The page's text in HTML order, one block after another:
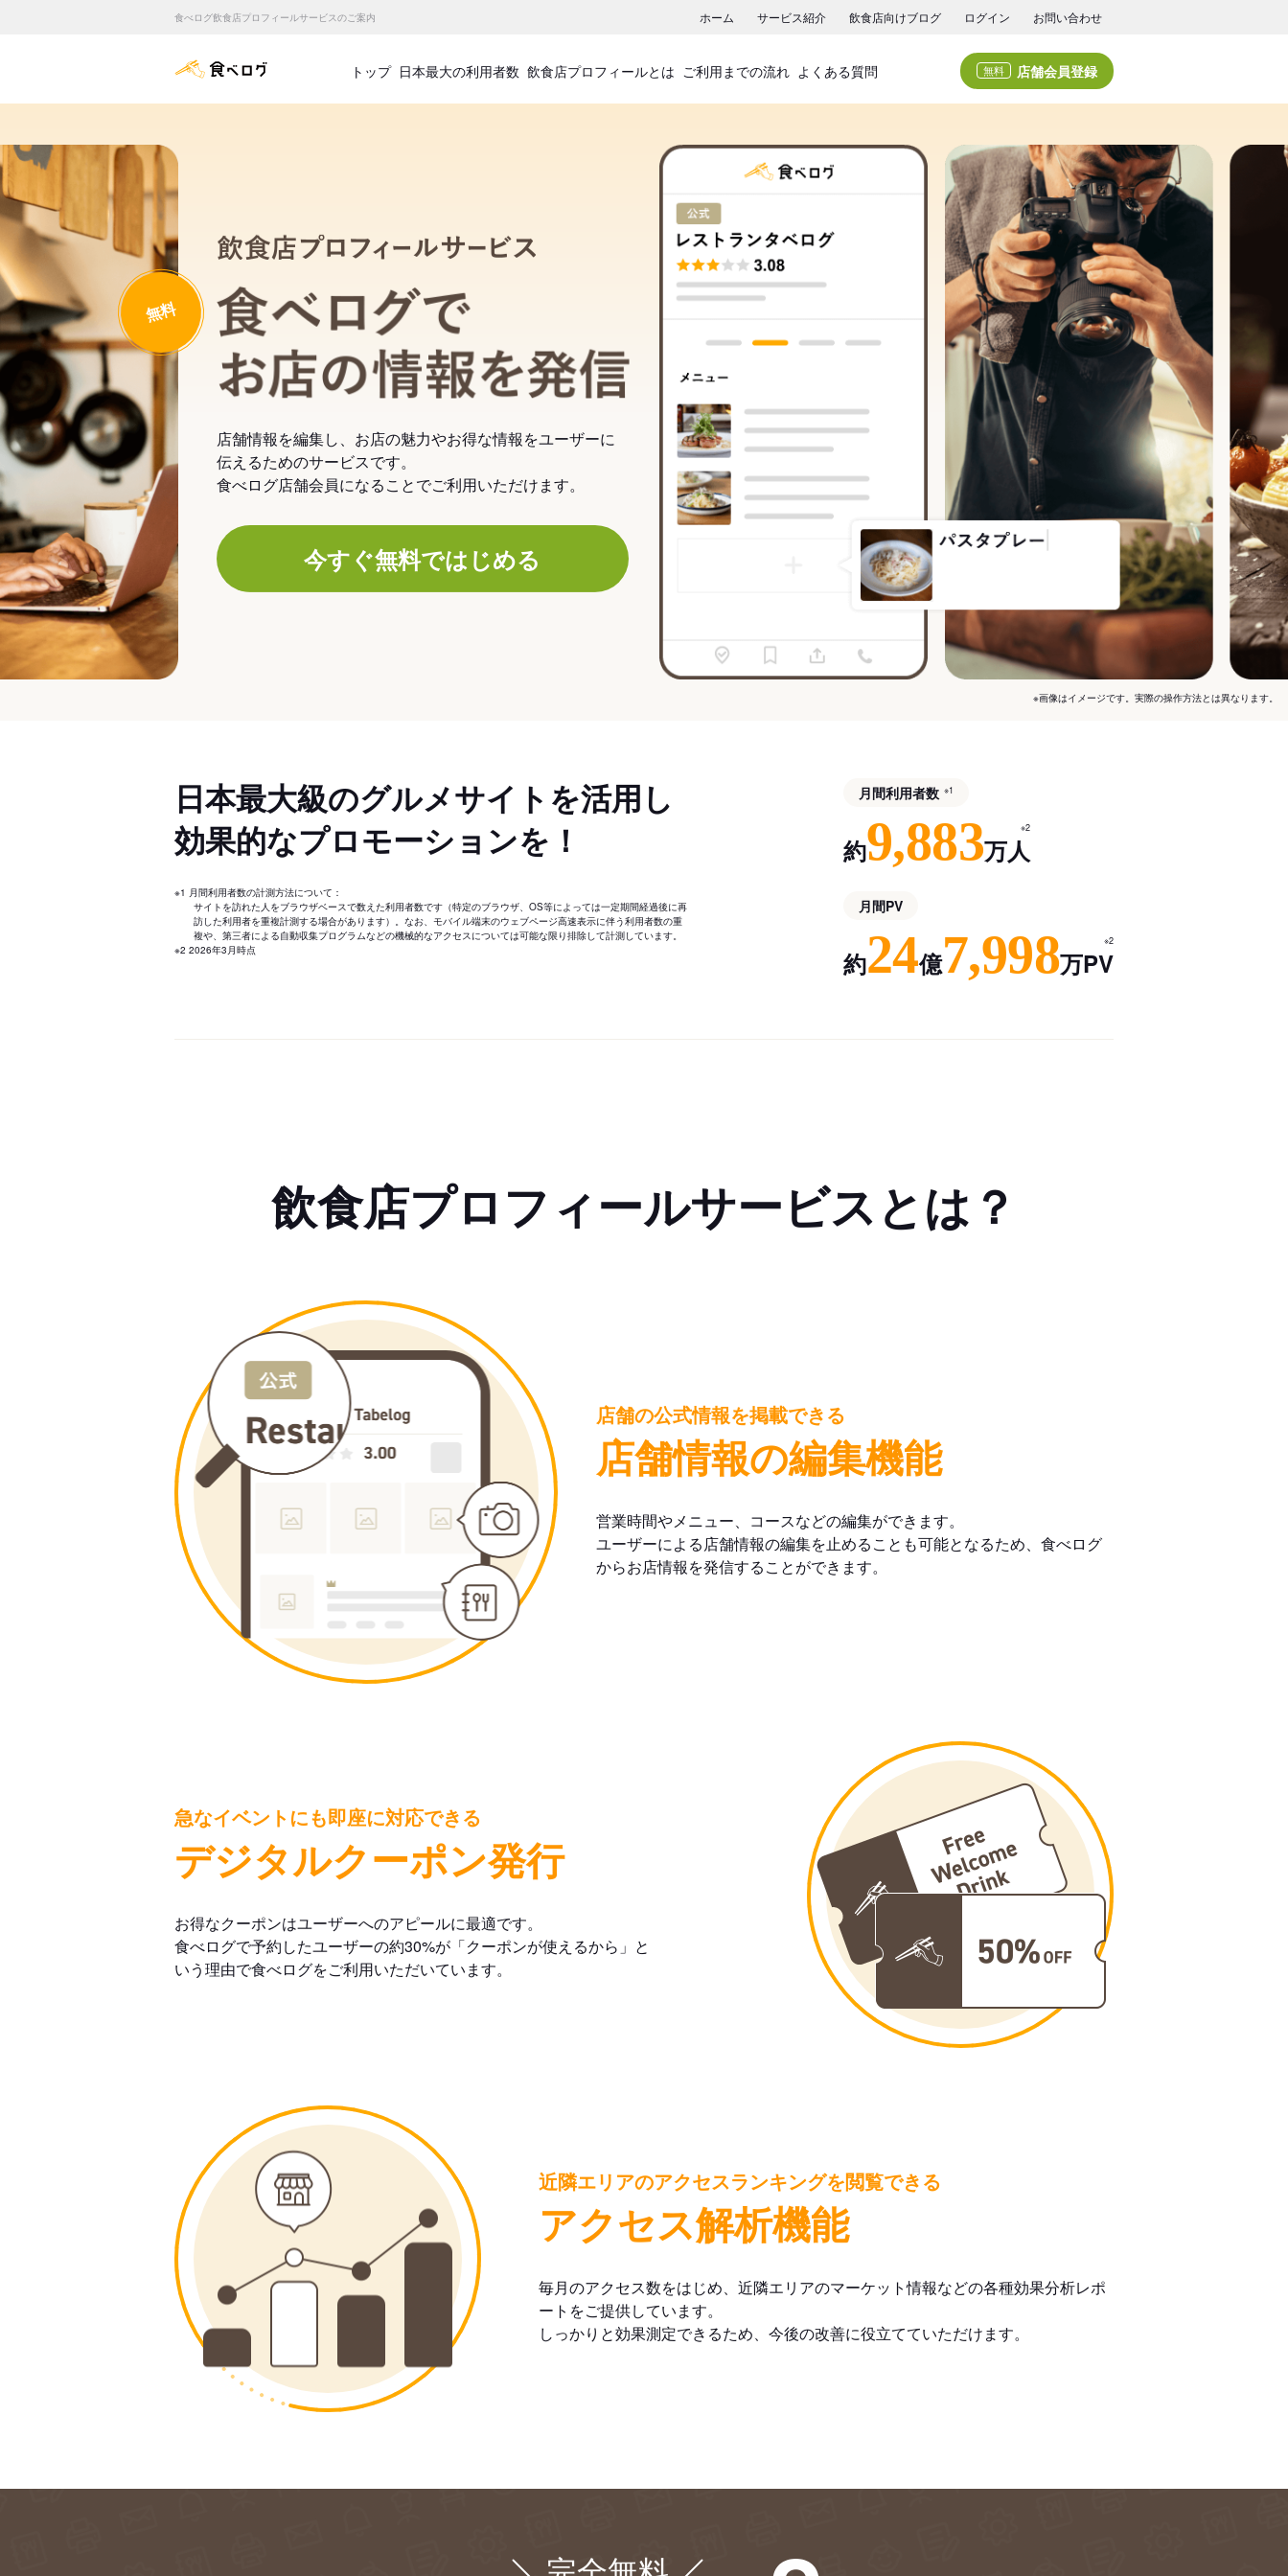
食べログ飲食店プロフィールサービスのご案内 ホーム サービス紹介 飲食店向けブログ ログイン お問い合わせ
食べログ店舗管理画面
トップ 日本最大の利用者数 飲食店プロフィールとは ご利用までの流れ よくある質問 無料 店舗会員登録
飲食店プロフィールサービス
食べログでお店の情報を発信
無料
店舗情報を編集し、お店の魅力やお得な情報をユーザーに
伝えるためのサービスです。
食べログ店舗会員になることでご利用いただけます。
今すぐ無料ではじめる
※画像はイメージです。実際の操作方法とは異なります。
日本最大級のグルメサイトを活用し
効果的なプロモーションを！
※1 月間利用者数の計測方法について：
サイトを訪れた人をブラウザベースで数えた利用者数です（特定のブラウザ、OS等によっては一定期間経過後に再
訪した利用者を重複計測する場合があります）。なお、モバイル端末のウェブページ高速表示に伴う利用者数の重
複や、第三者による自動収集プログラムなどの機械的なアクセスについては可能な限り排除して計測しています。
※2 2026年3月時点
月間利用者数 ※1
約9,883万人
※2
月間PV
約24億7,998万PV
※2
飲食店プロフィールサービスとは？
店舗の公式情報を掲載できる
店舗情報の編集機能
営業時間やメニュー、コースなどの編集ができます。
ユーザーによる店舗情報の編集を止めることも可能となるため、食べログ
からお店情報を発信することができます。
急なイベントにも即座に対応できる
デジタルクーポン発行
お得なクーポンはユーザーへのアピールに最適です。
食べログで予約したユーザーの約30%が「クーポンが使えるから」と
いう理由で食べログをご利用いただいています。
近隣エリアのアクセスランキングを閲覧できる
アクセス解析機能
毎月のアクセス数をはじめ、近隣エリアのマーケット情報などの各種効果分析レポ
ートをご提供しています。
しっかりと効果測定できるため、今後の改善に役立てていただけます。